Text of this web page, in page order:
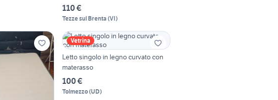
110 €
Tezze sul Brenta (VI)
Vetrina
Letto singolo in legno curvato con
materasso
100 €
Tolmezzo(UD)